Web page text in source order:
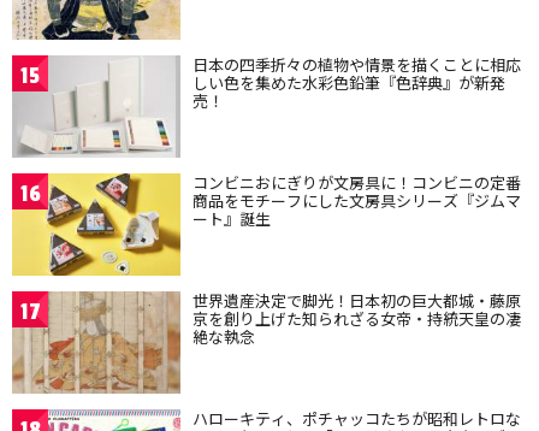
15 日本の四季折々の植物や情景を描くことに相応
しい色を集めた水彩色鉛筆『色辞典』が新発
売！
16 コンビニおにぎりが文房具に！コンビニの定番
商品をモチーフにした文房具シリーズ『ジムマ
ート』誕生
17 世界遺産決定で脚光！日本初の巨大都城・藤原
京を創り上げた知られざる女帝・持統天皇の凄
絶な執念
ハローキティ、ポチャッコたちが昭和レトロな